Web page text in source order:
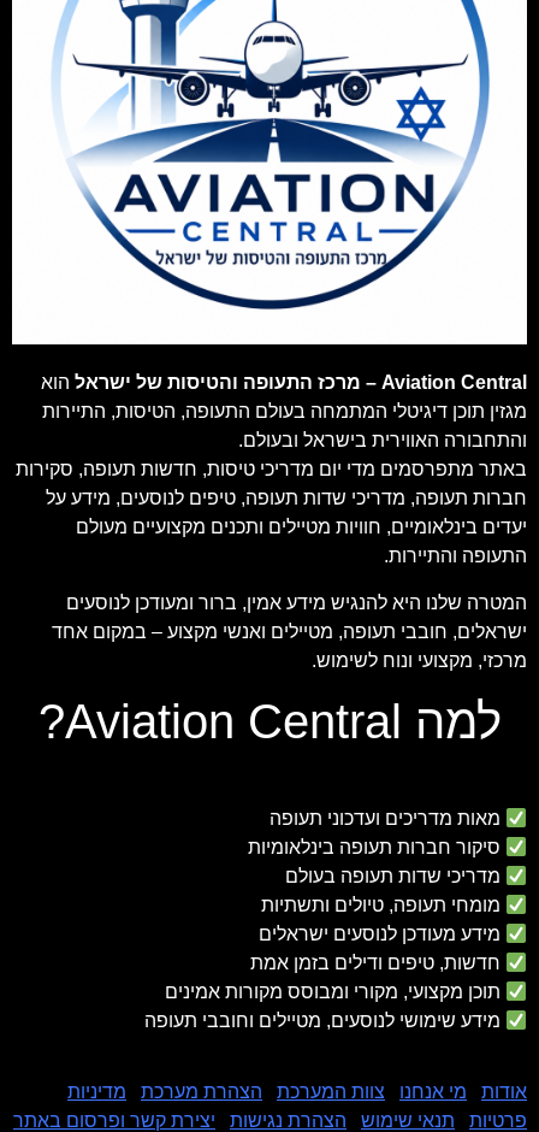
Aviation Central – מרכז התעופה והטיסות של ישראל
הוא
מגזין תוכן דיגיטלי המתמחה בעולם התעופה, הטיסות, התיירות
והתחבורה האווירית בישראל ובעולם.
באתר מתפרסמים מדי יום מדריכי טיסות, חדשות תעופה, סקירות
חברות תעופה, מדריכי שדות תעופה, טיפים לנוסעים, מידע על
יעדים בינלאומיים, חוויות מטיילים ותכנים מקצועיים מעולם
התעופה והתיירות.
המטרה שלנו היא להנגיש מידע אמין, ברור ומעודכן לנוסעים
ישראלים, חובבי תעופה, מטיילים ואנשי מקצוע – במקום אחד
מרכזי, מקצועי ונוח לשימוש.
למה Aviation Central?
מאות מדריכים ועדכוני תעופה
סיקור חברות תעופה בינלאומיות
מדריכי שדות תעופה בעולם
מומחי תעופה, טיולים ותשתיות
מידע מעודכן לנוסעים ישראלים
חדשות, טיפים ודילים בזמן אמת
תוכן מקצועי, מקורי ומבוסס מקורות אמינים
מידע שימושי לנוסעים, מטיילים וחובבי תעופה
אודות מי אנחנו צוות המערכת הצהרת מערכת
מדיניות
פרטיות
תנאי שימוש הצהרת נגישות
יצירת קשר ופרסום באתר